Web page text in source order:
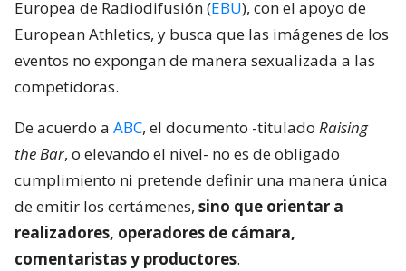
Europea de Radiodifusión (EBU), con el apoyo de
European Athletics, y busca que las imágenes de los
eventos no expongan de manera sexualizada a las
competidoras.
De acuerdo a ABC, el documento -titulado Raising
the Bar, o elevando el nivel- no es de obligado
cumplimiento ni pretende definir una manera única
de emitir los certámenes, sino que orientar a
realizadores, operadores de cámara,
comentaristas y productores.